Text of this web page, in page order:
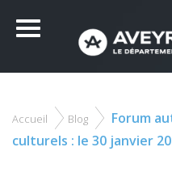
Menu
Vous
êtes
Accueil Blog
Forum
culturels : le 30 janvier
ceux que vous souhaitez
Tout accepter Tout refuser